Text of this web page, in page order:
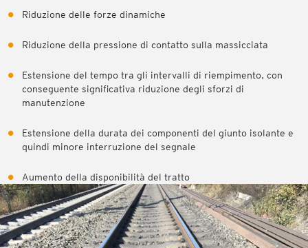
Riduzione delle forze dinamiche
Riduzione della pressione di contatto sulla massicciata
Estensione del tempo tra gli intervalli di riempimento, con
conseguente significativa riduzione degli sforzi di
manutenzione
Estensione della durata dei componenti del giunto isolante e
quindi minore interruzione del segnale
Aumento della disponibilità del tratto